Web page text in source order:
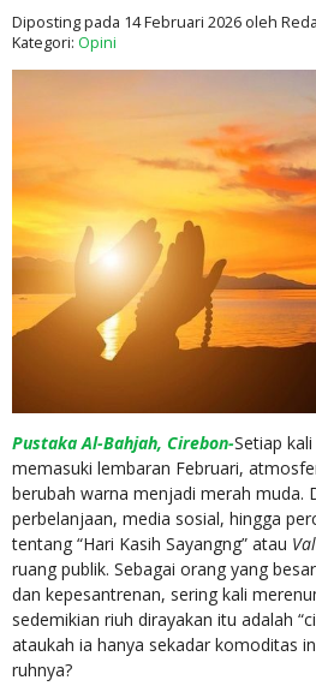
Diposting pada 14 Februari 2026 oleh
Kategori: Opini
Pustaka Al-Bahjah, Cirebon-Setiap
memasuki lembaran Februari,
berubah warna menjadi merah muda.
perbelanjaan, media sosial, hingga
tentang “Hari Kasih Sayangng” atau
ruang publik. Sebagai orang yang
dan kepesantrenan, sering kali
sedemikian riuh dirayakan itu adalah
ataukah ia hanya sekadar komoditas
ruhnya?